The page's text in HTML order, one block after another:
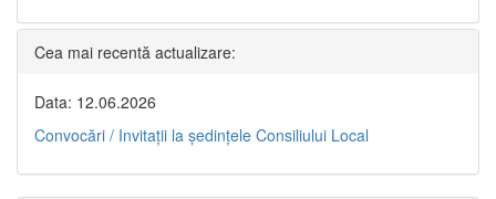
Cea mai recentă actualizare:
Data: 12.06.2026
Convocări / Invitaţii la şedinţele Consiliului Local